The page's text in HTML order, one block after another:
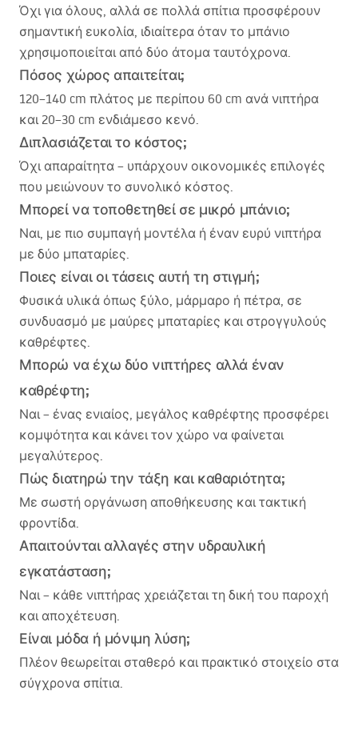
Όχι για όλους, αλλά σε πολλά σπίτια προσφέρουν
σημαντική ευκολία, ιδιαίτερα όταν το μπάνιο
χρησιμοποιείται από δύο άτομα ταυτόχρονα.
Πόσος χώρος απαιτείται;
120–140 cm πλάτος με περίπου 60 cm ανά νιπτήρα
και 20–30 cm ενδιάμεσο κενό.
Διπλασιάζεται το κόστος;
Όχι απαραίτητα – υπάρχουν οικονομικές επιλογές
που μειώνουν το συνολικό κόστος.
Μπορεί να τοποθετηθεί σε μικρό μπάνιο;
Ναι, με πιο συμπαγή μοντέλα ή έναν ευρύ νιπτήρα
με δύο μπαταρίες.
Ποιες είναι οι τάσεις αυτή τη στιγμή;
Φυσικά υλικά όπως ξύλο, μάρμαρο ή πέτρα, σε
συνδυασμό με μαύρες μπαταρίες και στρογγυλούς
καθρέφτες.
Μπορώ να έχω δύο νιπτήρες αλλά έναν
καθρέφτη;
Ναι – ένας ενιαίος, μεγάλος καθρέφτης προσφέρει
κομψότητα και κάνει τον χώρο να φαίνεται
μεγαλύτερος.
Πώς διατηρώ την τάξη και καθαριότητα;
Με σωστή οργάνωση αποθήκευσης και τακτική
φροντίδα.
Απαιτούνται αλλαγές στην υδραυλική
εγκατάσταση;
Ναι – κάθε νιπτήρας χρειάζεται τη δική του παροχή
και αποχέτευση.
Είναι μόδα ή μόνιμη λύση;
Πλέον θεωρείται σταθερό και πρακτικό στοιχείο στα
σύγχρονα σπίτια.